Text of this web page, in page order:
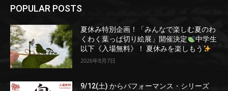
POPULAR POSTS
夏休み特別企画！「みんなで楽しむ夏のわ
くわく葉っぱ切り絵展」開催決定
中学生
以下《入場無料》！ 夏休みを楽しもう
2026年8月7日
9/12(土) からパフォーマンス・シリーズ